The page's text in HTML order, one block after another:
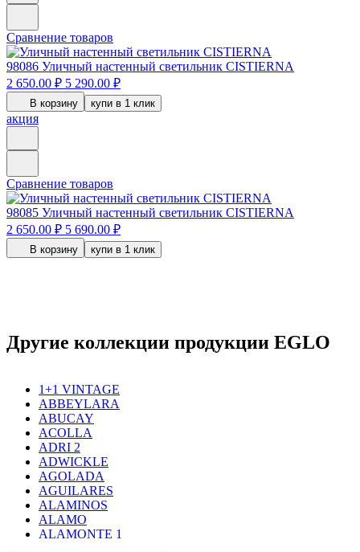
Сравнение товаров
98086 Уличный настенный светильник CISTIERNA
2 650.00 ₽ 5 290.00 ₽
В корзину купи в 1 клик
акция
Сравнение товаров
98085 Уличный настенный светильник CISTIERNA
2 650.00 ₽ 5 690.00 ₽
В корзину купи в 1 клик
Другие коллекции продукции EGLO
1+1 VINTAGE
ABBEYLARA
ABUCAY
ACOLLA
ADRI 2
ADWICKLE
AGOLADA
AGUILARES
ALAMINOS
ALAMO
ALAMONTE 1